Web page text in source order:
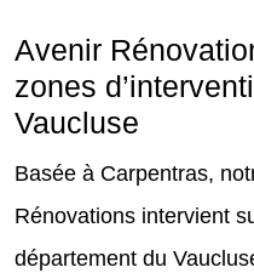
Avenir
zones
Vaucluse
Basée à Carpentras,
Rénovations intervient
département du